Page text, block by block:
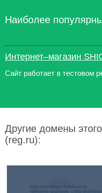
Наиболее
Интернет–магазин
Сайт работает в тестовом
Другие домены
(reg.ru):